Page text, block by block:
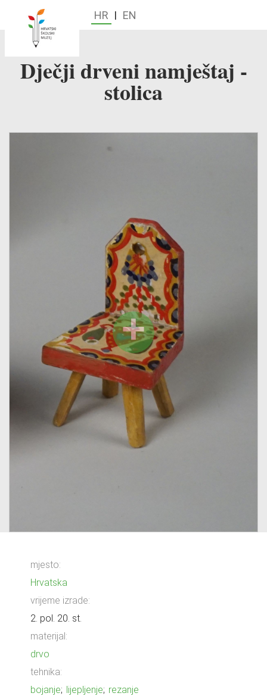
HR | EN
Dječji drveni namještaj -
stolica
mjesto:
Hrvatska
vrijeme izrade:
2. pol. 20. st.
materijal:
drvo
tehnika:
bojanje; lijepljenje; rezanje